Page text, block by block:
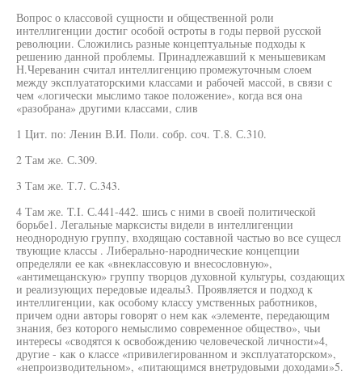
Вопрос о классовой сущности и общественной роли
интеллигенции достиг особой остроты в годы первой русской
революции. Сложились разные концептуальные подходы к
решению данной проблемы. Принадлежавший к меньшевикам
Н.Череванин считал интеллигенцию промежуточным слоем
между эксплуататорскими классами и рабочей массой, в связи с
чем «логически мыслимо такое положение», когда вся она
«разобрана» другими классами, слив
1 Цит. по: Ленин В.И. Поли. собр. соч. Т.8. С.310.
2 Там же. С.309.
3 Там же. Т.7. С.343.
4 Там же. T.I. С.441-442. шись с ними в своей политической
борьбе1. Легальные марксисты видели в интеллигенции
неоднородную группу, входящаю составной частью во все сущесл
твующие классы . Либерально-народнические концепции
определяли ее как «внеклассовую и внесословную»,
«антимещанскую» группу творцов духовной культуры, создающих
и реализующих передовые идеалы3. Проявляется и подход к
интеллигенции, как особому классу умственных работников,
причем одни авторы говорят о нем как «элементе, передающим
знания, без которого немыслимо современное общество», чьи
интересы «сводятся к освобождению человеческой личности»4,
другие - как о классе «привилегированном и эксплуататорском»,
«непроизводительном», «питающимся внетрудовыми доходами»5.